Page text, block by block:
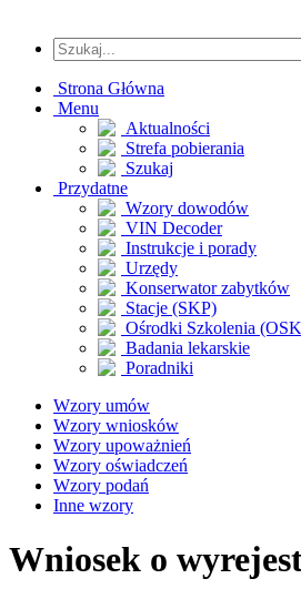
Strona Główna
Menu
Aktualności
Strefa pobierania
Szukaj
Przydatne
Wzory dowodów
VIN Decoder
Instrukcje i porady
Urzędy
Konserwator zabytków
Stacje (SKP)
Ośrodki Szkolenia
Badania lekarskie
Poradniki
Wzory umów
Wzory wniosków
Wzory upoważnień
Wzory oświadczeń
Wzory podań
Inne wzory
Wniosek o